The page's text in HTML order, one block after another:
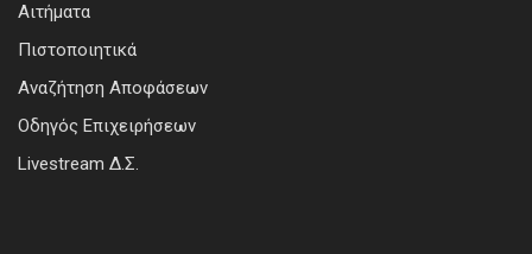
Αιτήματα
Πιστοποιητικά
Αναζήτηση Αποφάσεων
Οδηγός Επιχειρήσεων
Livestream Δ.Σ.